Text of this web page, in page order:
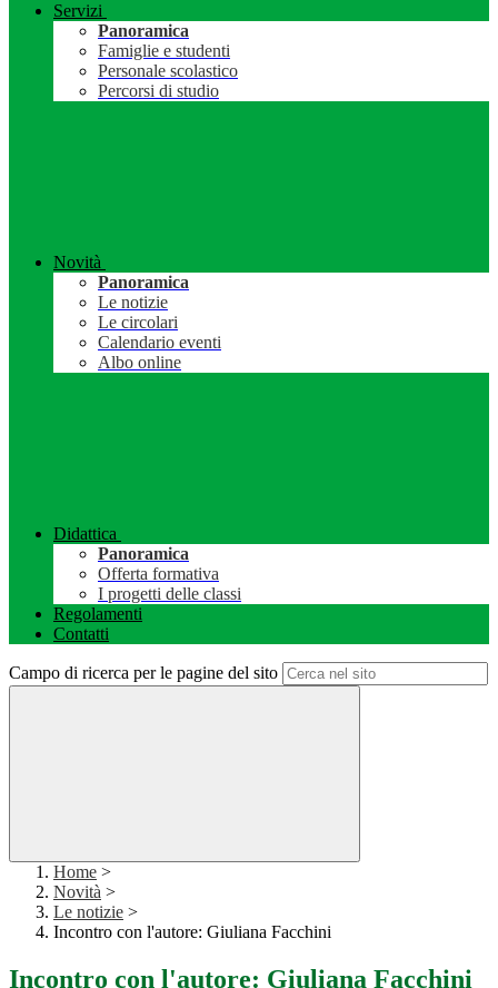
Servizi
Panoramica
Famiglie e studenti
Personale scolastico
Percorsi di studio
Novità
Panoramica
Le notizie
Le circolari
Calendario eventi
Albo online
Didattica
Panoramica
Offerta formativa
I progetti delle classi
Regolamenti
Contatti
Campo di ricerca per le pagine del sito
Home >
Novità >
Le notizie >
Incontro con l'autore: Giuliana Facchini
Incontro con l'autore: Giuliana Facchini